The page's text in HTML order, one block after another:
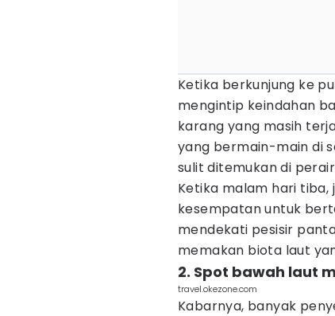
Ketika berkunjung ke
mengintip keindahan
karang yang masih
yang bermain-main di
sulit ditemukan di
Ketika malam hari
kesempatan untuk
mendekati pesisir
memakan biota laut
2. Spot bawah laut
travel.okezone.com
Kabarnya, banyak